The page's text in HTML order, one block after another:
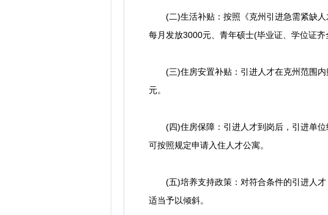
(二)生活补贴：按照《克州引进急需紧缺人
每月发放3000元、青年硕士(毕业证、学位证
(三)住房安置补贴：引进人才在克州范围内
元。
(四)住房保障：引进人才到岗后，引进单位
可按照规定申请入住人才公寓。
(五)培养支持政策：对符合条件的引进人才
适当予以倾斜。